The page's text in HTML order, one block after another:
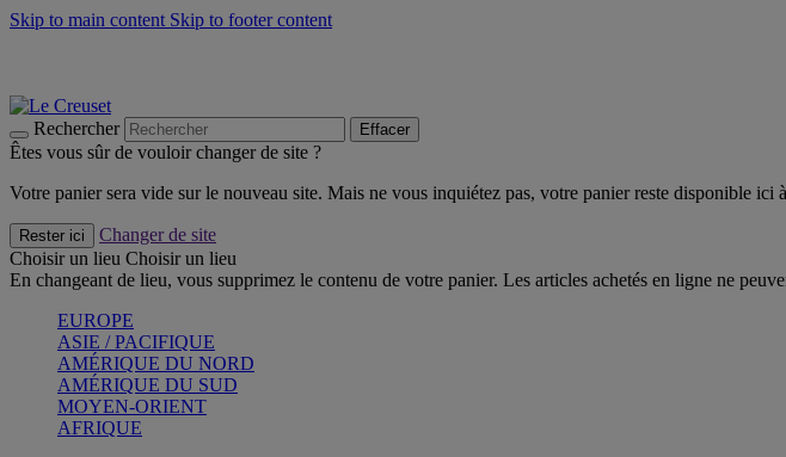
Skip to main content Skip to footer content
Rechercher Effacer
Êtes vous sûr de vouloir changer de site ?
Votre panier sera vide sur le nouveau site. Mais ne vous inquiétez pas, votre panier reste disponible ici
Rester ici
Changer de site
Choisir un lieu Choisir un lieu
En changeant de lieu, vous supprimez le contenu de votre panier. Les articles achetés en ligne ne
EUROPE
ASIE / PACIFIQUE
AMÉRIQUE DU NORD
AMÉRIQUE DU SUD
MOYEN-ORIENT
AFRIQUE